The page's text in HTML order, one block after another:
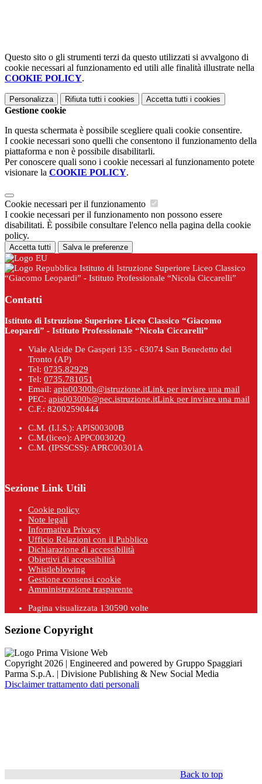
Questo sito o gli strumenti terzi da questo utilizzati si avvalgono di
cookie necessari al funzionamento ed utili alle finalità illustrate nella
COOKIE POLICY.
Personalizza Rifiuta tutti i cookies Accetta tutti i cookies
Gestione cookie
In questa schermata è possibile scegliere quali cookie consentire.
I cookie necessari sono quelli che consentono il funzionamento della
piattaforma e non è possibile disabilitarli.
Per conoscere quali sono i cookie necessari al funzionamento potete
visionare la COOKIE POLICY.
Cookie necessari per il funzionamento
I cookie necessari per il funzionamento non possono essere
disabilitati. È possibile consultare l'elenco nella pagina della cookie
policy.
Accetta tutti Salva le preferenze
Istituto di Istruzione Superiore Liceo Classico
“Giacomo Leopardi” - Istituto Professionale “Nicola Ciccarelli”
Contatti
Istituto di Istruzione Superiore Liceo Classico “Giacomo
Leopardi” - Istituto Professionale “Nicola Ciccarelli”
Viale Alcide De Gasperi 135 - 63074 San Benedetto del
Tronto (AP)
Tel: 0735.82929
Tel: 0735.781051
Email: apis00300b@istruzione.itLink per inviare una mail
PEC: apis00300b@pec.istruzione.itLink per inviare una mail
C.F.: 82002590444
C.M. (I.I.S.): APIS00300B
C.M.(liceo): APPC00302Q
C.M. (IPSSCSS): APRC00301A
Sezione Link Utili
Cookie policy
Note legali
Informativa Privacy
Ufficio Relazioni con il Pubblico
Dichiarazione di accessibilità
Obiettivi di accessibilità
Whistleblowing
Gestione consensi cookie
Amministrazione trasparente
Pagina visualizzata 130590 volte
Sezione Copyright
Copyright 2026 | Engineered and powered by Gruppo Spaggiari
Parma S.p.A. | Divisione Publishing & New Social Media
Disclaimer trattamento dati personali
Back to top